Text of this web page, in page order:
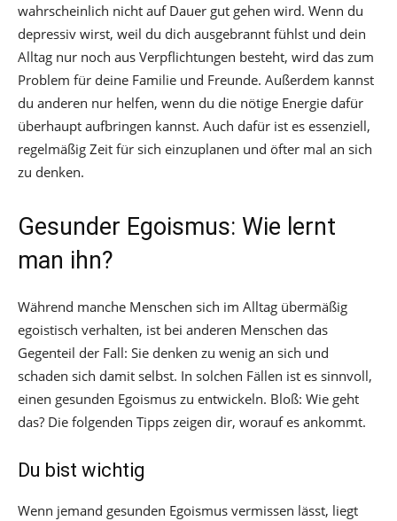
wahrscheinlich nicht auf Dauer gut gehen wird. Wenn du
depressiv wirst, weil du dich ausgebrannt fühlst und dein
Alltag nur noch aus Verpflichtungen besteht, wird das zum
Problem für deine Familie und Freunde. Außerdem kannst
du anderen nur helfen, wenn du die nötige Energie dafür
überhaupt aufbringen kannst. Auch dafür ist es essenziell,
regelmäßig Zeit für sich einzuplanen und öfter mal an sich
zu denken.
Gesunder Egoismus: Wie lernt
man ihn?
Während manche Menschen sich im Alltag übermäßig
egoistisch verhalten, ist bei anderen Menschen das
Gegenteil der Fall: Sie denken zu wenig an sich und
schaden sich damit selbst. In solchen Fällen ist es sinnvoll,
einen gesunden Egoismus zu entwickeln. Bloß: Wie geht
das? Die folgenden Tipps zeigen dir, worauf es ankommt.
Du bist wichtig
Wenn jemand gesunden Egoismus vermissen lässt, liegt